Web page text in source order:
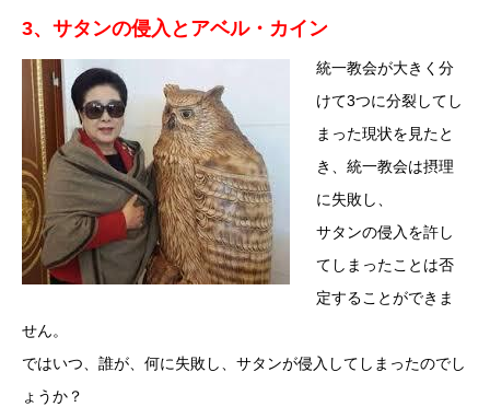
3、サタンの侵入とアベル・カイン
統一教会が大きく分
けて3つに分裂してし
まった現状を見たと
き、統一教会は摂理
に失敗し、
サタンの侵入を許し
てしまったことは否
定することができま
せん。
ではいつ、誰が、何に失敗し、サタンが侵入してしまったのでし
ょうか？